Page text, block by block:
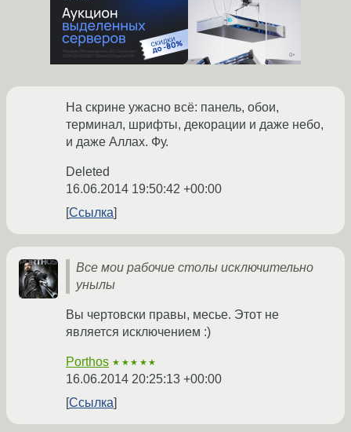
На скрине ужасно всё: панель, обои,
терминал, шрифты, декорации и даже небо,
и даже Аллах. Фу.
Deleted
16.06.2014 19:50:42 +00:00
Ссылка
Все мои рабочие столы исключительно
унылы
Вы чертовски правы, месье. Этот не
является исключением :)
Porthos ★★★★★
16.06.2014 20:25:13 +00:00
Ссылка